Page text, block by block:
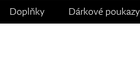
Doplňky Dárkové poukazy